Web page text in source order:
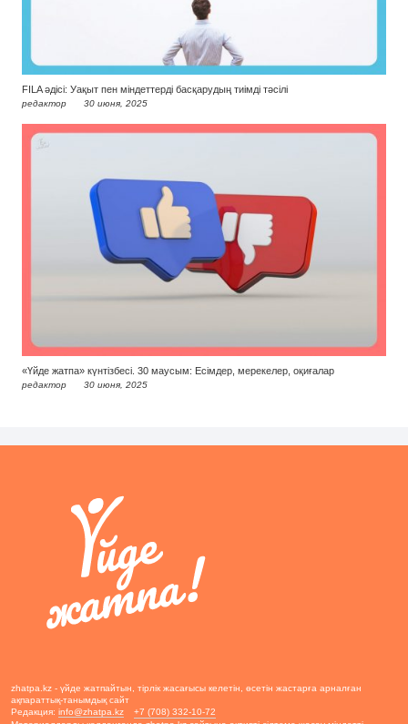
FILA әдісі: Уақыт пен міндеттерді басқарудың тиімді тәсілі
редактор 30 июня, 2025
«Үйде жатпа» күнтізбесі. 30 маусым: Есімдер, мерекелер, оқиғалар
редактор 30 июня, 2025
zhatpa.kz - үйде жатпайтын, тірлік жасағысы келетін, өсетін жастарға арналған
ақпараттық-танымдық сайт
Редакция: info@zhatpa.kz
+7 (708) 332-10-72